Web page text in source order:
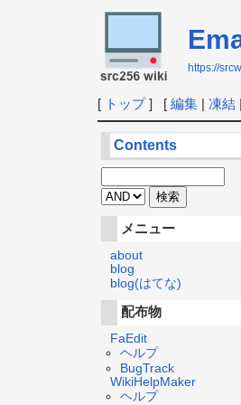
https://
[ トップ] [ 編集| 凍結|
Contents
メニュー
about
blog
blog(はてな)
配布物
FaEdit
ヘルプ
BugTrack
WikiHelpMaker
ヘルプ